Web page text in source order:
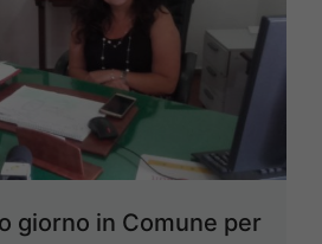
giorno in Comune per